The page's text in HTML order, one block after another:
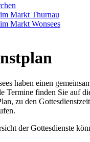
Markt Thurnau
Markt Wonsees
haben einen
Termine finden Sie auf
zu den
der Gottesdienste